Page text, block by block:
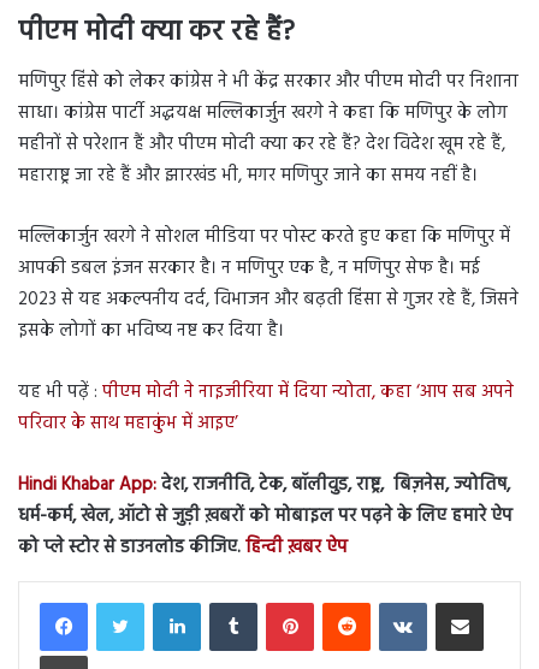
पीएम मोदी क्या कर रहे हैं?
मणिपुर हिंसे को लेकर कांग्रेस ने भी केंद्र सरकार और पीएम मोदी पर निशाना
साधा। कांग्रेस पार्टी अद्धयक्ष मल्लिकार्जुन खरगे ने कहा कि मणिपुर के लोग
महीनों से परेशान हैं और पीएम मोदी क्या कर रहे हैं? देश विदेश खूम रहे हैं,
महाराष्ट्र जा रहे हैं और झारखंड भी, मगर मणिपुर जाने का समय नहीं है।
मल्लिकार्जुन खरगे ने सोशल मीडिया पर पोस्ट करते हुए कहा कि मणिपुर में
आपकी डबल इंजन सरकार है। न मणिपुर एक है, न मणिपुर सेफ है। मई
2023 से यह अकल्पनीय दर्द, विभाजन और बढ़ती हिंसा से गुजर रहे हैं, जिसने
इसके लोगों का भविष्य नष्ट कर दिया है।
यह भी पढ़ें : पीएम मोदी ने नाइजीरिया में दिया न्योता, कहा ‘आप सब अपने
परिवार के साथ महाकुंभ में आइए’
Hindi Khabar App:देश, राजनीति, टेक, बॉलीवुड, राष्ट्र, बिज़नेस, ज्योतिष,
धर्म-कर्म, खेल, ऑटो से जुड़ी ख़बरों को मोबाइल पर पढ़ने के लिए हमारे ऐप
को प्ले स्टोर से डाउनलोड कीजिए.हिन्दी ख़बर ऐप
LinkedInTumblr PinterestReddit VKontakteShare via Email
Print